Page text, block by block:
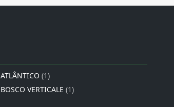
ATLÂNTICO (1)
BOSCO VERTICALE (1)